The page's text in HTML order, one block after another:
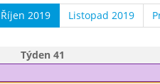
Říjen 2019 Listopad 2019
Týden 41